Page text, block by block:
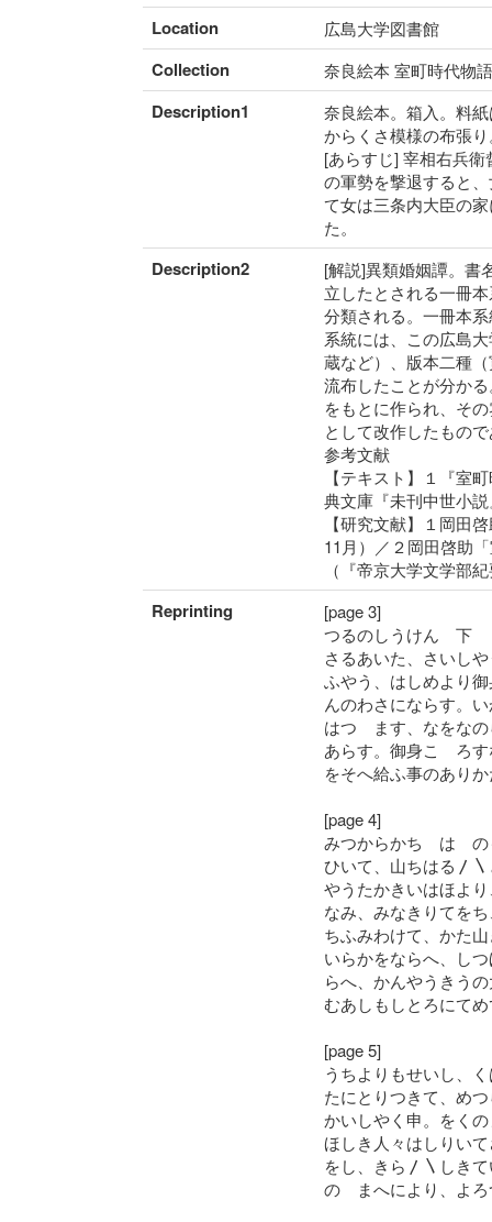
Location 広島大学図書館
Collection 奈良絵本 室町時代物語
Description1
奈良絵本。箱入。料
からくさ模様の布張
[あらすじ] 宰相右兵
の軍勢を撃退すると
て女は三条内大臣の
た。
Description2
[解説]異類婚姻譚。書
立したとされる一冊
分類される。一冊本
系統には、この広島
蔵など）、版本二種
流布したことが分か
をもとに作られ、そ
として改作したもの
参考文献
【テキスト】１『室
典文庫『未刊中世小
【研究文献】１岡田
11月）／２岡田啓助
（『帝京大学文学
Reprinting
[page 3]
つるのしうけん 下
さるあいた、さいし
ふやう、はしめより
んのわさにならす。
はつゝます、なをな
あらす。御身こゝろ
をそへ給ふ事のあり
[page 4]
みつからかちゝはゝ
ひいて、山ちはる〳
やうたかきいはほよ
なみ、みなきりてを
ちふみわけて、かた
いらかをならへ、し
らへ、かんやうきう
むあしもしとろにて
[page 5]
うちよりもせいし、
たにとりつきて、め
かいしやく申。をく
ほしき人々はしりい
をし、きら〳〵しき
のゝまへにより、よ